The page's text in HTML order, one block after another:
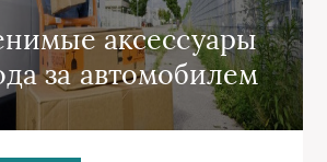
аксессуары
за автомобилем